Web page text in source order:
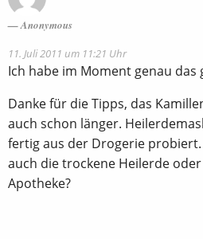
Anonymous
11. Juli 2011 um 11:21 Uhr
Ich habe im Moment genau das
Danke für die Tipps, das
auch schon länger.
fertig aus der Drogerie
auch die trockene Heilerde
Apotheke?